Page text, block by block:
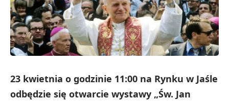
23 kwietnia o godzinie 11:00 na Rynku w Jaśle
odbędzie się otwarcie wystawy „Św. Jan